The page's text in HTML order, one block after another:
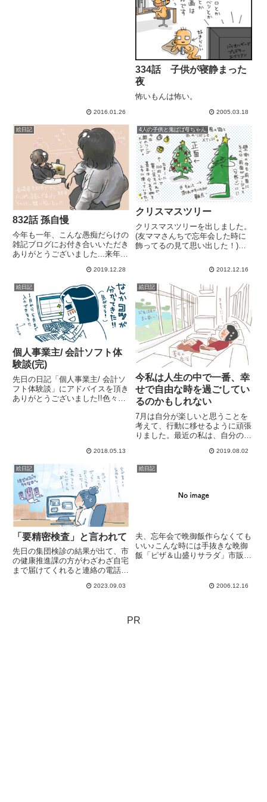
2016.01.26
334話 子供が寝静まった
夜
怖いもんは怖い。
2005.03.18
絵日記
832話 孫自慢
今年も一年、こんな愚痴だらけの
雑記ブログにお付き合いいただき
ありがとうございました...来年こ
は明るい話で!!次女と孫ちゃんが
うちに来ると、来ると伝えてない
のに次男の帰宅が早い (私がええ
もん食べてる時にも早...
2019.12.28
4人の子供と鬼ばば母ちゃん
クリスマスツリー
クリスマスツリーを出しました。
(友ママさんちで忘年会した時に
飾ってるの見て思い出した！)あ
んと、ちょこっとなんで、子供ら
が気が付いてくれたりすると嬉し
ー（*´ｖ｀*）三太の招待がば...
2012.12.16
絵日記
個人事業主/ 会計ソフト体
験談(完)
先日の日記「個人事業主/ 会計ソ
フト体験談」にアドバイスを頂き
ありがとうございました!!色々考
2018.05.13
絵日記
今私は人生の中で一番、幸
せで自由な時を過ごしてい
るのかもしれない
7月は自分が楽しいと思うことを
考えて、行動に移せるように頑張
りました。最近の私は、自分のペ
ースで家事をしつつ、コーヒーを
飲んだり、本を読んだりする時間
が作れる。自分のために買いたい
2019.08.02
絵日記
「要精密検査」と言われて
先日の集団検診の結果が出て、市
の健康推進課の方がわざわざ自宅
まで届けてくれると連絡の電話。
だろうし、猛暑だし)〜、と思っ
2023.09.03
絵日記
夫、忘年会で晩御飯作らなくても
いい♪こんな時には手抜きな晩御
飯「ピザ＆山盛りサラダ」市販の
∀ﾟ)=3またもや夫から請求書が
2006.12.16
PR